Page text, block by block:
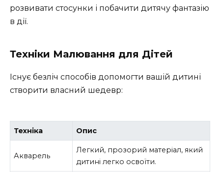
розвивати стосунки і побачити дитячу фантазію
в дії.
Техніки Малювання для Дітей
Існує безліч способів допомогти вашій дитині
створити власний шедевр:
Техніка Опис
Акварель
Легкий, прозорий матеріал, який
дитині легко освоїти.